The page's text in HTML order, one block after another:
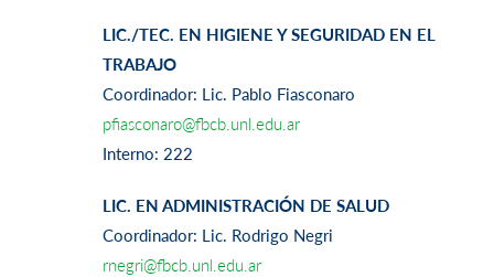
LIC./TEC. EN HIGIENE Y SEGURIDAD EN EL
TRABAJO
Coordinador: Lic. Pablo Fiasconaro
pfiasconaro@fbcb.unl.edu.ar
Interno: 222
LIC. EN ADMINISTRACIÓN DE SALUD
Coordinador: Lic. Rodrigo Negri
rnegri@fbcb.unl.edu.ar